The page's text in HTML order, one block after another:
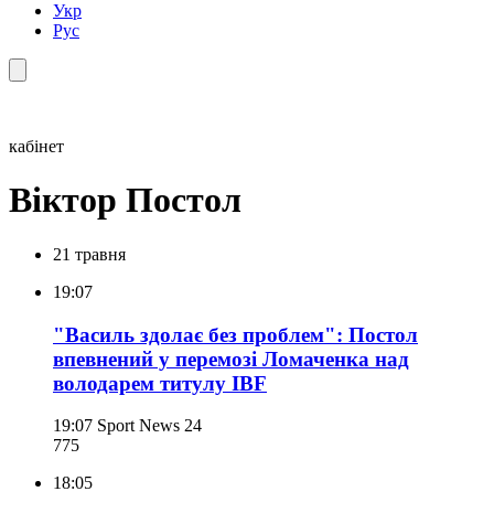
Укр
Рус
кабінет
Віктор Постол
21 травня
19:07
"Василь здолає без проблем": Постол
впевнений у перемозі Ломаченка над
володарем титулу IBF
19:07 Sport News 24
775
18:05